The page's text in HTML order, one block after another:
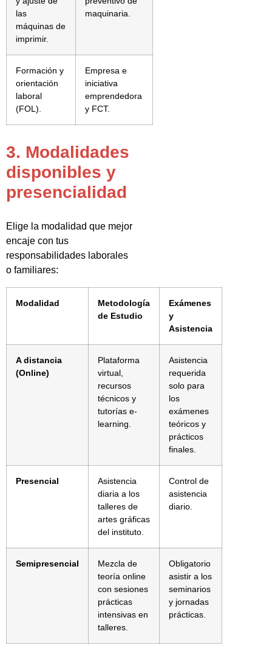
las
máquinas de
imprimir.
maquinaria.
Formación y
orientación
laboral
(FOL).
Empresa e
iniciativa
emprendedora
y FCT.
3. Modalidades
disponibles y
presencialidad
Elige la modalidad que mejor
encaje con tus
responsabilidades laborales
o familiares:
Modalidad
Metodología
de Estudio
Exámenes
y
Asistencia
A distancia
(Online)
Plataforma
virtual,
recursos
técnicos y
tutorías e-
learning.
Asistencia
requerida
solo para
los
exámenes
teóricos y
prácticos
finales.
Presencial
Asistencia
diaria a los
talleres de
artes gráficas
del instituto.
Control de
asistencia
diario.
Semipresencial
Mezcla de
teoría online
con sesiones
prácticas
intensivas en
talleres.
Obligatorio
asistir a los
seminarios
y jornadas
prácticas.